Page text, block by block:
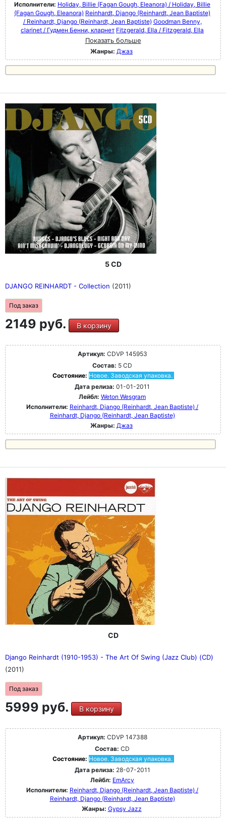
Исполнители: Holiday, Billie (Fagan Gough, Eleanora) / Holiday, Billie
(Fagan Gough, Eleanora) Reinhardt, Django (Reinhardt, Jean Baptiste)
/ Reinhardt, Django (Reinhardt, Jean Baptiste) Goodman Benny,
clarinet / Гудмен Бенни, кларнет Fitzgerald, Ella / Fitzgerald, Ella
Показать больше
Жанры: Джаз
5 CD
DJANGO REINHARDT - Collection (2011)
Под заказ
2149 руб. В корзину
Артикул: CDVP 145953
Состав: 5 CD
Состояние: Новое. Заводская упаковка.
Дата релиза: 01-01-2011
Лейбл: Weton Wesgram
Исполнители: Reinhardt, Django (Reinhardt, Jean Baptiste) /
Reinhardt, Django (Reinhardt, Jean Baptiste)
Жанры: Джаз
CD
Django Reinhardt (1910-1953) - The Art Of Swing (Jazz Club) (CD)
(2011)
Под заказ
5999 руб. В корзину
Артикул: CDVP 147388
Состав: CD
Состояние: Новое. Заводская упаковка.
Дата релиза: 28-07-2011
Лейбл: EmArcy
Исполнители: Reinhardt, Django (Reinhardt, Jean Baptiste) /
Reinhardt, Django (Reinhardt, Jean Baptiste)
Жанры: Gypsy Jazz